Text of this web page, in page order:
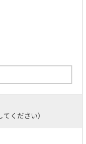
ください）